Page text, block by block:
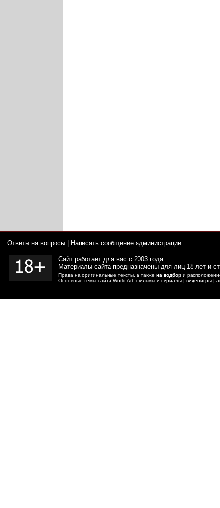
Ответы на вопросы Написать сообщение администрации
Сайт работает для вас с 2003 года.
Материалы сайта предназначены для лиц 18 лет и
Права на оригинальные тексты, а также на подбор и
Основные темы сайта World Art: фильмы и сериалы | видеоигры |